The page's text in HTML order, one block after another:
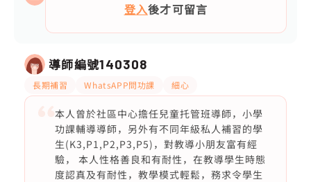
登入後才可留言
導師編號140308
長期補習 WhatsAPP問功課 細心
本人曾於社區中心擔任兒童托管班導師，小學
功課輔導導師，另外有不同年級私人補習的學
生(K3,P1,P2,P3,P5)，對教導小朋友富有經
驗， 本人性格善良和有耐性，在教導學生時態
度認真及有耐性，教學模式輕鬆，務求令學生